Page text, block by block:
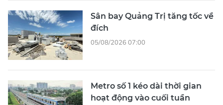
Sân bay Quảng Trị tăng tốc về
đích
05/08/2026 07:00
Metro số 1 kéo dài thời gian
hoạt động vào cuối tuần